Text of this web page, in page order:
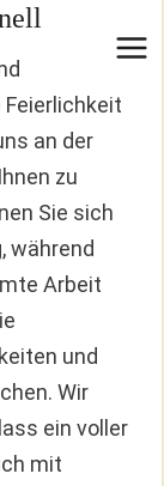
an der
zu
Sie sich
während
Arbeit
und
Wir
ein voller
mit